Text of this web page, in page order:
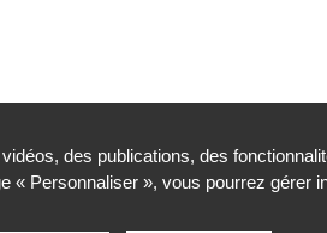
des publications, des
« Personnaliser », vous pourrez
du site Accessibilité :